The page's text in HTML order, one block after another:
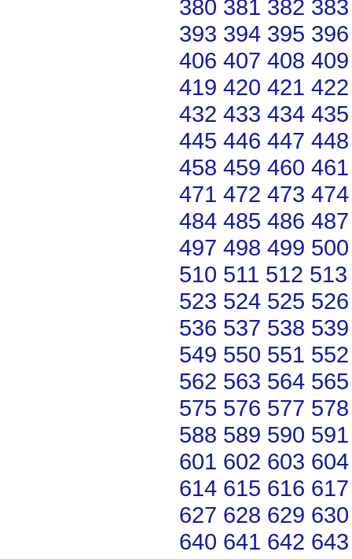
380 381 382 383
393 394 395 396
406 407 408 409
419 420 421 422
432 433 434 435
445 446 447 448
458 459 460 461
471 472 473 474
484 485 486 487
497 498 499 500
510 511 512 513
523 524 525 526
536 537 538 539
549 550 551 552
562 563 564 565
575 576 577 578
588 589 590 591
601 602 603 604
614 615 616 617
627 628 629 630
640 641 642 643